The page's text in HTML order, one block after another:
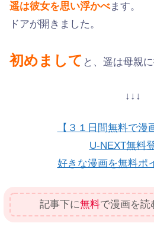
遥は彼女を思い浮かべます。
ドアが開きました。
初めまして と、遥は母親
↓↓↓
【３１日間無料で漫
U-NEXT無料
好きな漫画を無料ポ
記事下に無料で漫画を読